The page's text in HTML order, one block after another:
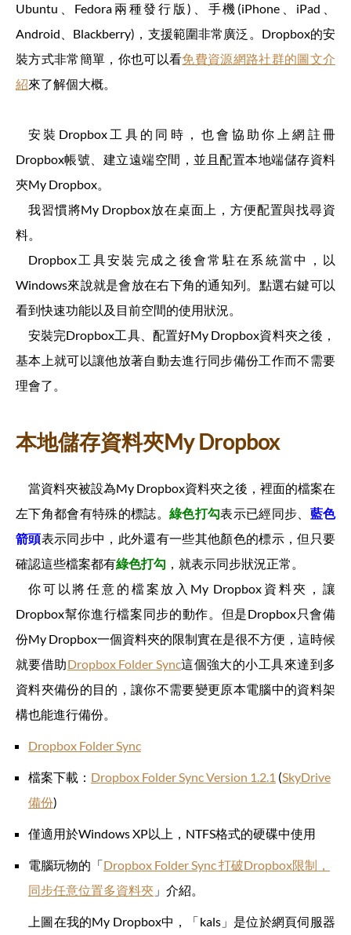
Ubuntu、Fedora兩種發行版)、手機(iPhone、iPad、
Android、Blackberry)，支援範圍非常廣泛。Dropbox的安
裝方式非常簡單，你也可以看免費資源網路社群的圖文介
紹來了解個大概。
安裝Dropbox工具的同時，也會協助你上網註冊
Dropbox帳號、建立遠端空間，並且配置本地端儲存資料
夾My Dropbox。
我習慣將My Dropbox放在桌面上，方便配置與找尋資
料。
Dropbox工具安裝完成之後會常駐在系統當中，以
Windows來說就是會放在右下角的通知列。點選右鍵可以
看到快速功能以及目前空間的使用狀況。
安裝完Dropbox工具、配置好My Dropbox資料夾之後，
基本上就可以讓他放著自動去進行同步備份工作而不需要
理會了。
本地儲存資料夾My Dropbox
當資料夾被設為My Dropbox資料夾之後，裡面的檔案在
左下角都會有特殊的標誌。 綠色打勾表示已經同步、 藍色
箭頭表示同步中，此外還有一些其他顏色的標示，但只要
確認這些檔案都有綠色打勾 ，就表示同步狀況正常。
你可以將任意的檔案放入My Dropbox資料夾，讓
Dropbox幫你進行檔案同步的動作。但是Dropbox只會備
份My Dropbox一個資料夾的限制實在是很不方便，這時候
就要借助Dropbox Folder Sync這個強大的小工具來達到多
資料夾備份的目的，讓你不需要變更原本電腦中的資料架
構也能進行備份。
Dropbox Folder Sync
檔案下載： Dropbox Folder Sync Version 1.2.1 (SkyDrive
備份)
僅適用於Windows XP以上，NTFS格式的硬碟中使用
電腦玩物的「Dropbox Folder Sync 打破Dropbox限制，
同步任意位置多資料夾 」介紹。
上圖在我的My Dropbox中，「kals」是位於網頁伺服器